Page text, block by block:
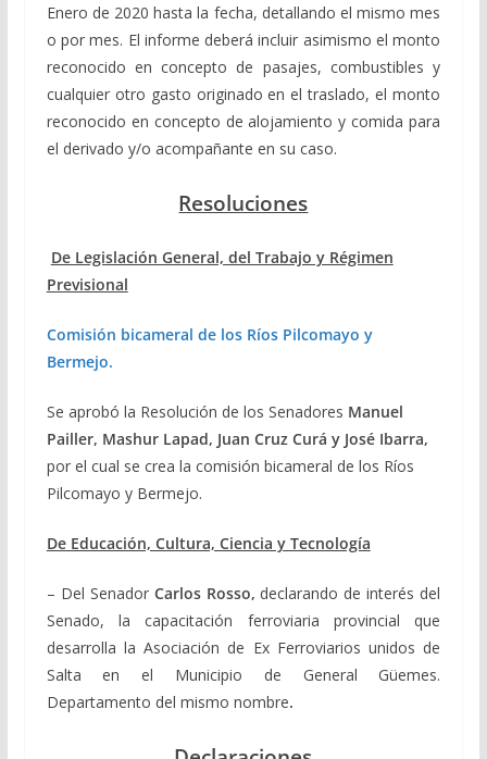
Enero de 2020 hasta la fecha, detallando el mismo mes
o por mes. El informe deberá incluir asimismo el monto
reconocido en concepto de pasajes, combustibles y
cualquier otro gasto originado en el traslado, el monto
reconocido en concepto de alojamiento y comida para
el derivado y/o acompañante en su caso.
Resoluciones
De Legislación General, del Trabajo y Régimen
Previsional
Comisión bicameral de los Ríos Pilcomayo y
Bermejo.
Se aprobó la Resolución de los Senadores Manuel
Pailler, Mashur Lapad, Juan Cruz Curá y José Ibarra,
por el cual se crea la comisión bicameral de los Ríos
Pilcomayo y Bermejo.
De Educación, Cultura, Ciencia y Tecnología
– Del Senador Carlos Rosso, declarando de interés del
Senado, la capacitación ferroviaria provincial que
desarrolla la Asociación de Ex Ferroviarios unidos de
Salta en el Municipio de General Güemes.
Departamento del mismo nombre.